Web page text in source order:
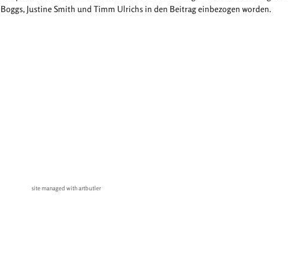
Boggs, Justine Smith und Timm Ulrichs in den Beitrag einbezogen worden.
site managed with artbutler